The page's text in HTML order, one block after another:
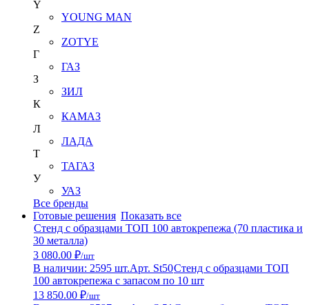
Y
YOUNG MAN
Z
ZOTYE
Г
ГАЗ
З
ЗИЛ
К
КАМАЗ
Л
ЛАДА
Т
ТАГАЗ
У
УАЗ
Все бренды
Готовые решения Показать все
Стенд с образцами ТОП 100 автокрепежа (70 пластика и
30 металла)
3 080.00 ₽/шт
В наличии: 2595 шт.Арт. St50Стенд с образцами ТОП
100 автокрепежа с запасом по 10 шт
13 850.00 ₽/шт